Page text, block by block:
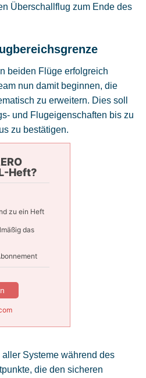
Überschallflug zum Ende des
beiden Flüge erfolgreich
nun damit beginnen, die
zu erweitern. Dies soll
und Flugeigenschaften bis zu
zu bestätigen.
Heft?
zu ein Heft
das
Systeme während des
die den sicheren